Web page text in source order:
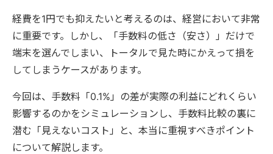
経費を1円でも抑えたいと考えるのは、経営において非常
に重要です。しかし、「手数料の低さ（安さ）」だけで
端末を選んでしまい、トータルで見た時にかえって損を
してしまうケースがあります。
今回は、手数料「0.1%」の差が実際の利益にどれくらい
影響するのかをシミュレーションし、手数料比較の裏に
潜む「見えないコスト」と、本当に重視すべきポイント
について解説します。